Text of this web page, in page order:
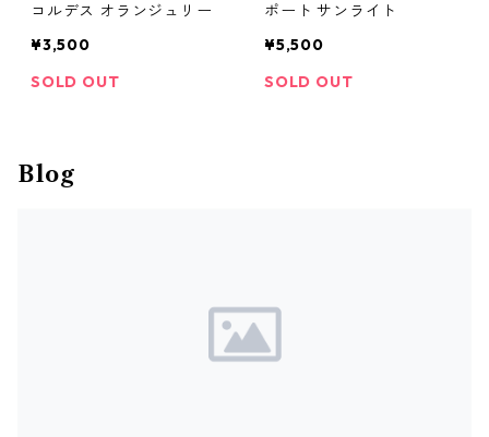
緑系
テキセンシス系
フォステリー系
コルデス オランジュリー
¥3,500
SOLD OUT
ポート サンライト
¥5,500
SOLD OUT
Blog